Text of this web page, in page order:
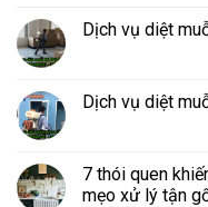
Dịch vụ diệt
Dịch vụ diệt
7 thói quen
mẹo xử lý tận